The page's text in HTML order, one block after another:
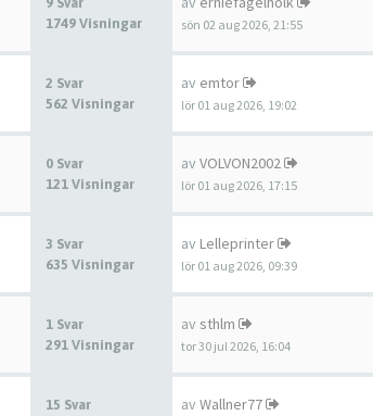
1749 Visningar
sön 02 aug 2026, 21:55
2 Svar
562 Visningar
av emtor
lör 01 aug 2026, 19:02
0 Svar
121 Visningar
av VOLVON2002
lör 01 aug 2026, 17:15
3 Svar
635 Visningar
av Lelleprinter
lör 01 aug 2026, 09:39
1 Svar
291 Visningar
av sthlm
tor 30 jul 2026, 16:04
15 Svar
av Wallner77